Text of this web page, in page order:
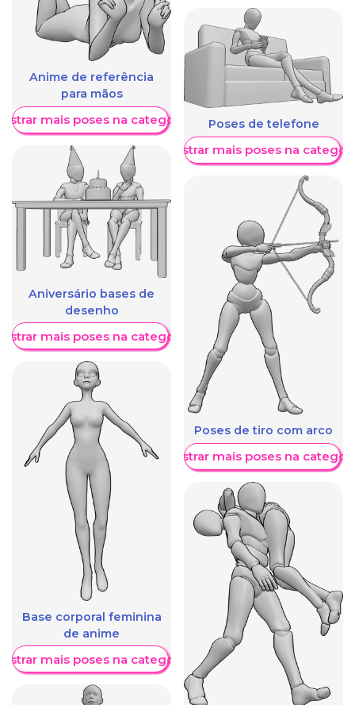
Anime de referência
para mãos
mais poses na categoria
Aniversário bases de
desenho
mais poses na categoria
Base corporal feminina
de anime
mais poses na categoria
Poses de telefone
Mostrar mais poses na
Poses de tiro com arco
Mostrar mais poses na